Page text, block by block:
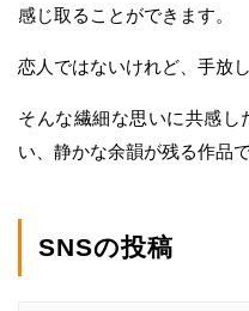
感じ取ることができます。
恋人ではないけれど、手放
そんな繊細な思いに共感し
い、静かな余韻が残る作品で
SNSの投稿